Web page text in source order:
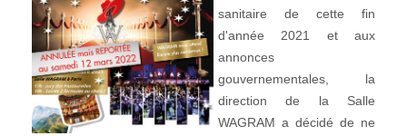
sanitaire de cette fin
d'année 2021 et aux
annonces
gouvernementales, la
direction de la Salle
WAGRAM a décidé de ne